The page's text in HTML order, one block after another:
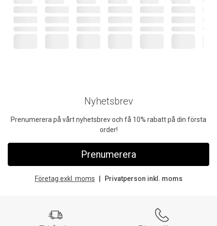
Nyhetsbrev
Prenumerera på vårt nyhetsbrev och få 10% rabatt på din första
order!
Prenumerera
Företag exkl. moms Privatperson inkl. moms